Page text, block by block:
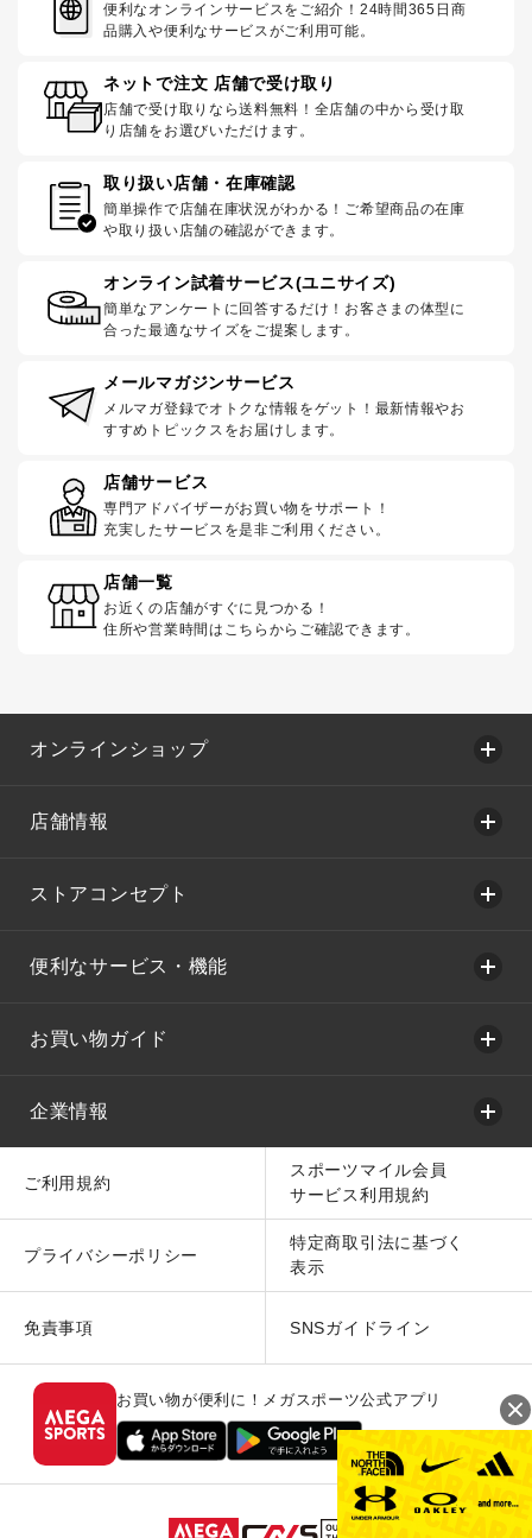
便利なオンラインサービスをご紹介！24時間365日商
品購入や便利なサービスがご利用可能。
ネットで注文 店舗で受け取り
店舗で受け取りなら送料無料！全店舗の中から受け取
り店舗をお選びいただけます。
取り扱い店舗・在庫確認
簡単操作で店舗在庫状況がわかる！ご希望商品の在庫
や取り扱い店舗の確認ができます。
オンライン試着サービス(ユニサイズ)
簡単なアンケートに回答するだけ！お客さまの体型に
合った最適なサイズをご提案します。
メールマガジンサービス
メルマガ登録でオトクな情報をゲット！最新情報やお
すすめトピックスをお届けします。
店舗サービス
専門アドバイザーがお買い物をサポート！
充実したサービスを是非ご利用ください。
店舗一覧
お近くの店舗がすぐに見つかる！
住所や営業時間はこちらからご確認できます。
オンラインショップ
店舗情報
ストアコンセプト
便利なサービス・機能
お買い物ガイド
企業情報
ご利用規約
スポーツマイル会員
サービス利用規約
プライバシーポリシー
特定商取引法に基づく
表示
免責事項 SNSガイドライン
お買い物が便利に！メガスポーツ公式アプリ